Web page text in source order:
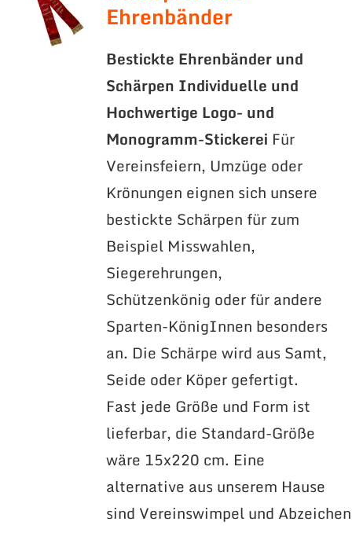
Ehrenbänder
Bestickte Ehrenbänder und
Schärpen Individuelle und
Hochwertige Logo- und
Monogramm-Stickerei Für
Vereinsfeiern, Umzüge oder
Krönungen eignen sich unsere
bestickte Schärpen für zum
Beispiel Misswahlen,
Siegerehrungen,
Schützenkönig oder für andere
Sparten-KönigInnen besonders
an. Die Schärpe wird aus Samt,
Seide oder Köper gefertigt.
Fast jede Größe und Form ist
lieferbar, die Standard-Größe
wäre 15x220 cm. Eine
alternative aus unserem Hause
sind Vereinswimpel und